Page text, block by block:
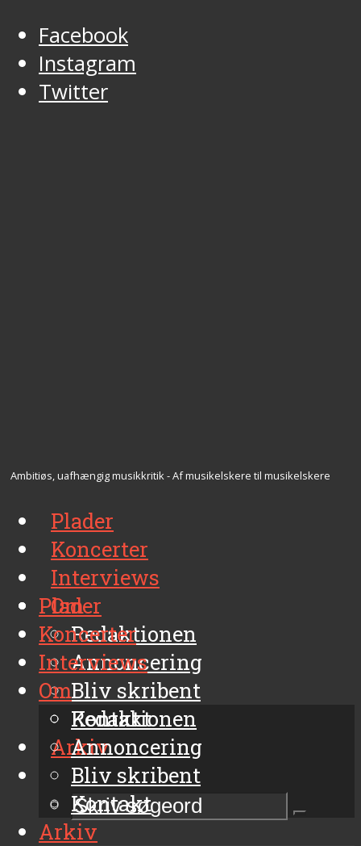
Facebook
Instagram
Twitter
Ambitiøs, uafhængig musikkritik - Af musikelskere til musikelskere
Plader
Koncerter
Interviews
Om
Redaktionen
Annoncering
Bliv skribent
Kontakt
Arkiv
Plader
Koncerter
Interviews
Om
Redaktionen
Annoncering
Bliv skribent
Kontakt
Arkiv